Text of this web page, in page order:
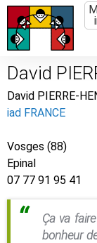
David
David PIERRE-
iad FRANCE
Vosges (88)
Epinal
07 77 91 95 41
Ça va
bonheur